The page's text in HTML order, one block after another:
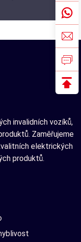
invalidních vozíků,
Zaměřujeme
elektrických
produktů.